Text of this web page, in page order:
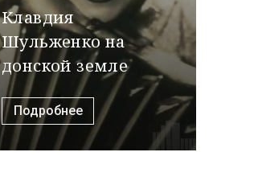
Клавдия
Шульженко на
донской земле
Подробнее